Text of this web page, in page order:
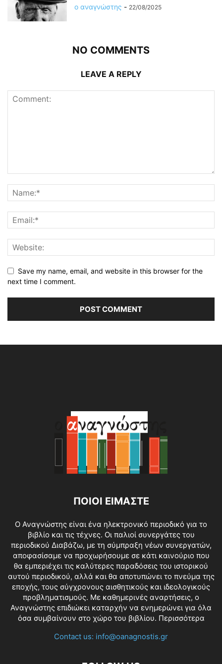
ο αναγνώστης - 22/08/2025
NO COMMENTS
LEAVE A REPLY
Save my name, email, and website in this browser for the
next time I comment.
ΠΟΙΟΙ ΕΙΜΑΣΤΕ
O Αναγνώστης είναι ένα ηλεκτρονικό περιοδικό για το
βιβλίο και τις τέχνες. Οι παλιοί συνεργάτες του
περιοδικού Διαβάζω, με τη σύμπραξη νέων συνεργατών,
αποφασίσαμε να προχωρήσουμε σε κάτι καινούριο που
θα εμπεριέχει τις καλύτερες παραδόσεις του ιστορικού
αυτού περιοδικού, αλλά και θα αποτυπώνει το πνεύμα της
εποχής, τους σύγχρονους αισθητικούς και ιδεολογικούς
προβληματισμούς. Με καθημερινές αναρτήσεις, ο
Αναγνώστης επιδιώκει καταρχήν να ενημερώνει για όλα
όσα συμβαίνουν στο χώρο του βιβλίου. Περισσότερα
Contact us: info@oanagnostis.gr